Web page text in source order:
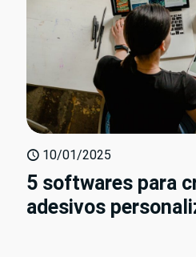
10/01/2025
5 softwares para
adesivos